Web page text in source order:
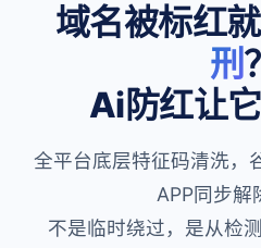
域名被标红就
刑？
Ai防红让它
全平台底层特征码清洗，
APP同步解
不是临时绕过，是从检